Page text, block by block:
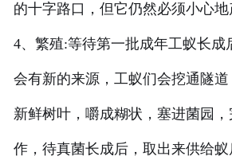
的十字路口，但它仍然必须小心地
4、繁殖:等待第一批成年工蚁长成
会有新的来源，工蚁们会挖通隧
新鲜树叶，嚼成糊状，塞进菌园
作，待真菌长成后，取出来供给